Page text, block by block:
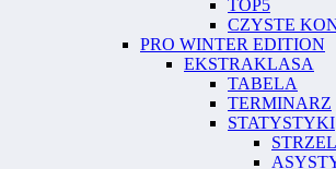
TOP5
CZYSTE
PRO WINTER EDITION
EKSTRAKLASA
TABELA
TERMINARZ
STATYSTYKI